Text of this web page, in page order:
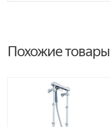
Похожие товары